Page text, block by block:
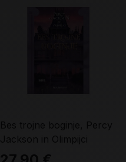
Bes trojne boginje, Percy
Jackson in Olimpijci